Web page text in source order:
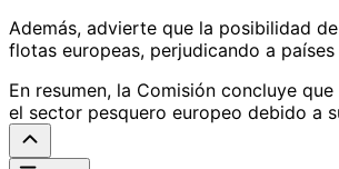
Además, advierte que la posibilidad
flotas europeas, perjudicando a
En resumen, la Comisión concluye
el sector pesquero europeo debido a